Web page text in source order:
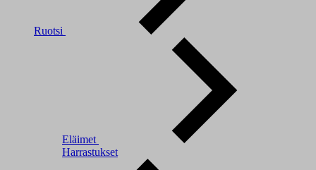
Ruotsi
Eläimet
Harrastukset